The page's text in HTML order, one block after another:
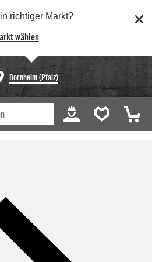
richtiger Markt?
wählen
Bornheim (Pfalz)